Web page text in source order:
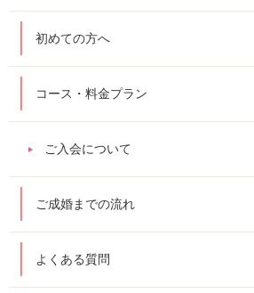
初めての方へ
コース・料金プラン
ご入会について
ご成婚までの流れ
よくある質問